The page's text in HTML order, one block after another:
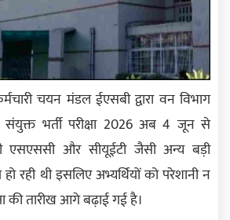
चयन मंडल ईएसबी द्वारा वन विभाग
भर्ती परीक्षा 2026 अब 4 जून से
एसएससी और सीयूईटी जैसी अन्य बड़ी
रही थी इसलिए अभ्यर्थियों को परेशानी न
की तारीख आगे बढ़ाई गई है।